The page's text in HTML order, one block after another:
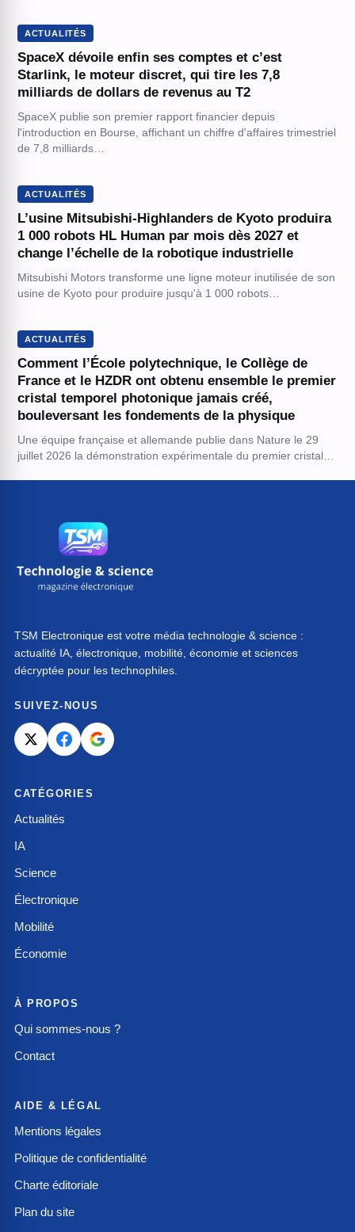
ACTUALITÉS
SpaceX dévoile enfin ses comptes et c’est
Starlink, le moteur discret, qui tire les 7,8
milliards de dollars de revenus au T2
SpaceX publie son premier rapport financier depuis
l'introduction en Bourse, affichant un chiffre d'affaires trimestriel
de 7,8 milliards…
ACTUALITÉS
L’usine Mitsubishi-Highlanders de Kyoto produira
1 000 robots HL Human par mois dès 2027 et
change l’échelle de la robotique industrielle
Mitsubishi Motors transforme une ligne moteur inutilisée de son
usine de Kyoto pour produire jusqu'à 1 000 robots…
ACTUALITÉS
Comment l’École polytechnique, le Collège de
France et le HZDR ont obtenu ensemble le premier
cristal temporel photonique jamais créé,
bouleversant les fondements de la physique
Une équipe française et allemande publie dans Nature le 29
juillet 2026 la démonstration expérimentale du premier cristal…
TSM Electronique est votre média technologie & science :
actualité IA, électronique, mobilité, économie et sciences
décryptée pour les technophiles.
SUIVEZ-NOUS
CATÉGORIES
Actualités
IA
Science
Électronique
Mobilité
Économie
À PROPOS
Qui sommes-nous ?
Contact
AIDE & LÉGAL
Mentions légales
Politique de confidentialité
Charte éditoriale
Plan du site